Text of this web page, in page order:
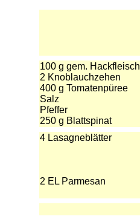
100 g gem. Hackfleisch
2 Knoblauchzehen
400 g Tomatenpüree
Salz
Pfeffer
250 g Blattspinat
4 Lasagneblätter
2 EL Parmesan